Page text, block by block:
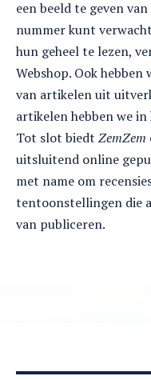
een beeld te geven
nummer kunt
hun geheel te lezen,
Webshop. Ook hebben
van artikelen uit
artikelen hebben we
Tot slot biedt ZemZem
uitsluitend online
met name om
tentoonstellingen die
van publiceren.